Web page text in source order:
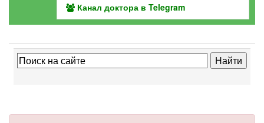
Канал доктора в Telegram